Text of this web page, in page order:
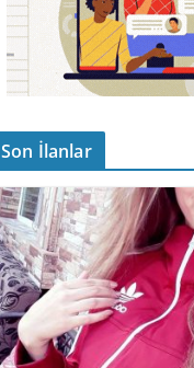
Son İlanlar